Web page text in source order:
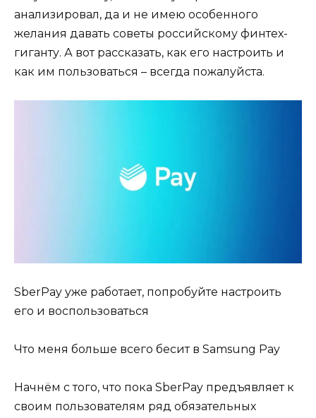
анализировал, да и не имею особенного
желания давать советы российскому финтех-
гиганту. А вот рассказать, как его настроить и
как им пользоваться – всегда пожалуйста.
SberPay уже работает, попробуйте настроить
его и воспользоваться
Что меня больше всего бесит в Samsung Pay
Начнём с того, что пока SberPay предъявляет к
своим пользователям ряд обязательных